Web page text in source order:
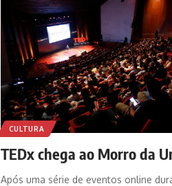
CULTURA
TEDx chega ao Morro da
Após uma série de eventos online